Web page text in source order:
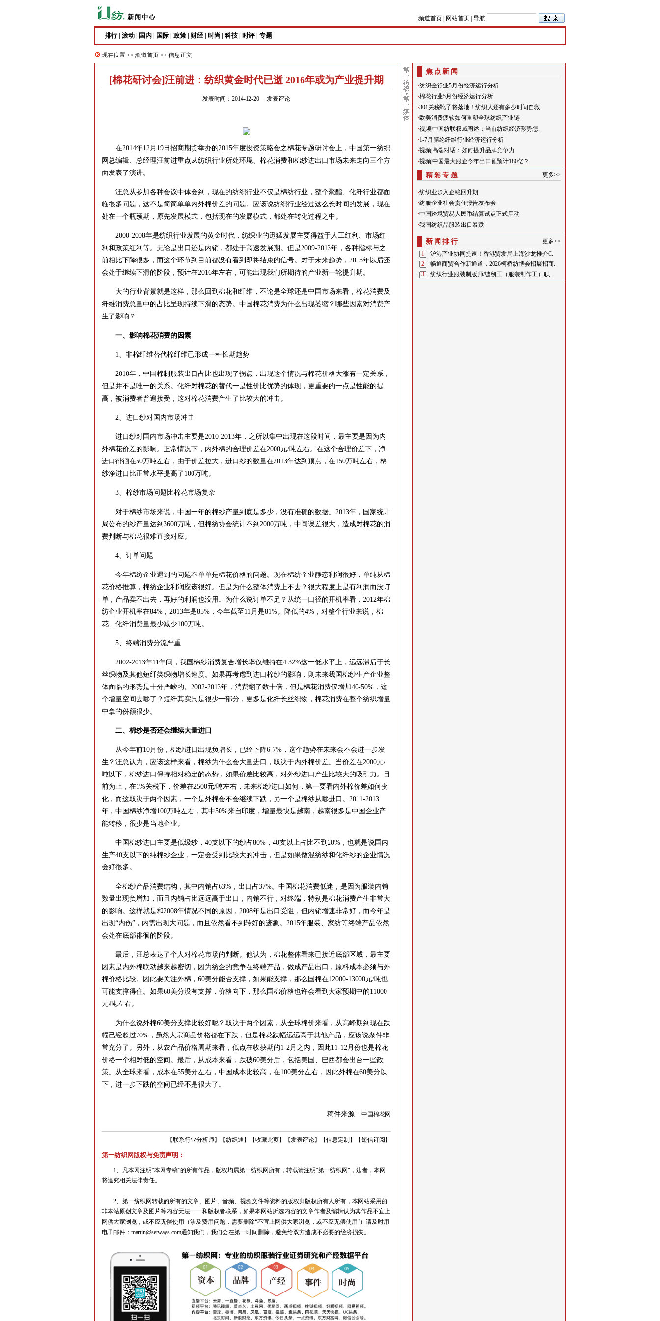
频道首页 网站首页 导航
排行| 滚动 国内 国际 政策 财经| 时尚 科技 时评 专题
现在位置 >> 频道首页 >> 信息正文
[棉花研讨会]汪前进：纺织黄金时代已逝 2016年或为产业提升期
发表时间：2014-12-20 发表评论
在2014年12月19日招商期货举办的2015年度投资策略会之棉花专题研讨会上，中国第一纺织
网总编辑、总经理汪前进重点从纺织行业所处环境、棉花消费和棉纱进出口市场未来走向三个方
面发表了演讲。
汪总从参加各种会议中体会到，现在的纺织行业不仅是棉纺行业，整个聚酯、化纤行业都面
临很多问题，这不是简简单单内外棉价差的问题。应该说纺织行业经过这么长时间的发展，现在
处在一个瓶颈期，原先发展模式，包括现在的发展模式，都处在转化过程之中。
2000-2008年是纺织行业发展的黄金时代，纺织业的迅猛发展主要得益于人工红利、市场红
利和政策红利等。无论是出口还是内销，都处于高速发展期。但是2009-2013年，各种指标与之
前相比下降很多，而这个环节到目前都没有看到即将结束的信号。对于未来趋势，2015年以后还
会处于继续下滑的阶段，预计在2016年左右，可能出现我们所期待的产业新一轮提升期。
大的行业背景就是这样，那么回到棉花和纤维，不论是全球还是中国市场来看，棉花消费及
纤维消费总量中的占比呈现持续下滑的态势。中国棉花消费为什么出现萎缩？哪些因素对消费产
生了影响？
一、影响棉花消费的因素
1、非棉纤维替代棉纤维已形成一种长期趋势
2010年，中国棉制服装出口占比也出现了拐点，出现这个情况与棉花价格大涨有一定关系，
但是并不是唯一的关系。化纤对棉花的替代一是性价比优势的体现，更重要的一点是性能的提
高，被消费者普遍接受，这对棉花消费产生了比较大的冲击。
2、进口纱对国内市场冲击
进口纱对国内市场冲击主要是2010-2013年，之所以集中出现在这段时间，最主要是因为内
外棉花价差的影响。正常情况下，内外棉的合理价差在2000元/吨左右。在这个合理价差下，净
进口徘徊在50万吨左右，由于价差拉大，进口纱的数量在2013年达到顶点，在150万吨左右，棉
纱净进口比正常水平提高了100万吨。
3、棉纱市场问题比棉花市场复杂
对于棉纱市场来说，中国一年的棉纱产量到底是多少，没有准确的数据。2013年，国家统计
局公布的纱产量达到3600万吨，但棉纺协会统计不到2000万吨，中间误差很大，造成对棉花的消
费判断与棉花很难直接对应。
4、订单问题
今年棉纺企业遇到的问题不单单是棉花价格的问题。现在棉纺企业静态利润很好，单纯从棉
花价格推算，棉纺企业利润应该很好。但是为什么整体消费上不去？很大程度上是有利润而没订
单，产品卖不出去，再好的利润也没用。为什么说订单不足？从统一口径的开机率看，2012年棉
纺企业开机率在84%，2013年是85%，今年截至11月是81%。降低的4%，对整个行业来说，棉
花、化纤消费量最少减少100万吨。
5、终端消费分流严重
2002-2013年11年间，我国棉纱消费复合增长率仅维持在4.32%这一低水平上，远远滞后于长
丝织物及其他短纤类织物增长速度。如果再考虑到进口棉纱的影响，则未来我国棉纱生产企业整
体面临的形势是十分严峻的。2002-2013年，消费翻了数十倍，但是棉花消费仅增加40-50%，这
个增量空间去哪了？短纤其实只是很少一部分，更多是化纤长丝织物，棉花消费在整个纺织增量
中拿的份额很少。
二、棉纱是否还会继续大量进口
从今年前10月份，棉纱进口出现负增长，已经下降6-7%，这个趋势在未来会不会进一步发
生？汪总认为，应该这样来看，棉纱为什么会大量进口，取决于内外棉价差。当价差在2000元/
吨以下，棉纱进口保持相对稳定的态势，如果价差比较高，对外纱进口产生比较大的吸引力。目
前为止，在1%关税下，价差在2500元/吨左右，未来棉纱进口如何，第一要看内外棉价差如何变
化，而这取决于两个因素，一个是外棉会不会继续下跌，另一个是棉纱从哪进口。2011-2013
年，中国棉纱净增100万吨左右，其中50%来自印度，增量最快是越南，越南很多是中国企业产
能转移，很少是当地企业。
中国棉纱进口主要是低级纱，40支以下的纱占80%，40支以上占比不到20%，也就是说国内
生产40支以下的纯棉纱企业，一定会受到比较大的冲击，但是如果做混纺纱和化纤纱的企业情况
会好很多。
全棉纱产品消费结构，其中内销占63%，出口占37%。中国棉花消费低迷，是因为服装内销
数量出现负增加，而且内销占比远远高于出口，内销不行，对终端，特别是棉花消费产生非常大
的影响。这样就是和2008年情况不同的原因，2008年是出口受阻，但内销增速非常好，而今年是
出现“内伤”，内需出现大问题，而且依然看不到转好的迹象。2015年服装、家纺等终端产品依然
会处在底部徘徊的阶段。
最后，汪总表达了个人对棉花市场的判断。他认为，棉花整体看来已接近底部区域，最主要
因素是内外棉联动越来越密切，因为纺企的竞争在终端产品，做成产品出口，原料成本必须与外
棉价格比较。因此要关注外棉，60美分能否支撑，如果能支撑，那么国棉在12000-13000元/吨也
可能支撑得住。如果60美分没有支撑，价格向下，那么国棉价格也许会看到大家预期中的11000
元/吨左右。
为什么说外棉60美分支撑比较好呢？取决于两个因素，从全球棉价来看，从高峰期到现在跌
幅已经超过70%，虽然大宗商品价格都在下跌，但是棉花跌幅远远高于其他产品，应该说条件非
常充分了。另外，从农产品价格周期来看，低点在收获期的1-2月之内，因此11-12月份也是棉花
价格一个相对低的空间。最后，从成本来看，跌破60美分后，包括美国、巴西都会出台一些政
策。从全球来看，成本在55美分左右，中国成本比较高，在100美分左右，因此外棉在60美分以
下，进一步下跌的空间已经不是很大了。
稿件来源： 中国棉花网
【短信订阅 】
【信息定制 】
【发表评论】
【收藏此页】
【纺织通 】
【联系行业分析师】
第一纺织网版权与免责声明：
1、凡本网注明“本网专稿”的所有作品，版权均属第一纺织网所有，转载请注明“第一纺织网"，违者，本网
将追究相关法律责任。
2、第一纺织网转载的所有的文章、图片、音频、视频文件等资料的版权归版权所有人所有，本网站采用的
非本站原创文章及图片等内容无法一一和版权者联系，如果本网站所选内容的文章作者及编辑认为其作品不宜上
网供大家浏览，或不应无偿使用（涉及费用问题，需要删除“不宜上网供大家浏览，或不应无偿使用”）请及时用
电子邮件：martin@setways.com通知我们，我们会在第一时间删除，避免给双方造成不必要的经济损失。
焦点新闻
·纺织全行业5月份经济运行分析
·棉花行业5月份经济运行分析
·301关税靴子将落地！纺织人还有多少时间自救.
·欧美消费疲软如何重塑全球纺织产业链
·视频|中国纺联权威阐述：当前纺织经济形势怎.
·1-7月腈纶纤维行业经济运行分析
·视频|高端对话：如何提升品牌竞争力
·视频|中国最大服企今年出口额预计180亿？
精彩专题 更多>>
·纺织业步入企稳回升期
·纺服企业社会责任报告发布会
·中国跨境贸易人民币结算试点正式启动
·我国纺织品服装出口暴跌
新闻排行
更多>>
1
沪港产业协同提速！香港贸发局上海沙龙推介C.
2
畅通商贸合作新通道，2026柯桥纺博会招展招商.
3
纺织行业服装制版师/缝纫工（服装制作工）职.